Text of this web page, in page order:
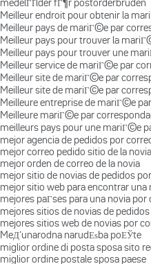
medelГҐlder fГ¶r postorderbruden
Meilleur endroit pour obtenir la
Meilleur pays de mariГ©e par
Meilleur pays pour trouver la
Meilleur pays pour trouver une
Meilleur service de mariГ©e par
Meilleur site de mariГ©e par
Meilleur site de mariГ©e par
Meilleure entreprise de mariГ©e
Meilleure mariГ©e par
meilleurs pays pour une mariГ©e
mejor agencia de pedidos por
mejor correo pedido sitio de la
mejor orden de correo de la novia
mejor sitio de novias de pedidos
mejor sitio web para encontrar una
mejores paГ­ses para una novia por
mejores sitios de novias de
mejores sitios web de novias por
MeД‘unarodna narudЕѕba poЕЎte
miglior ordine di posta sposa sito
miglior ordine postale sposa paese